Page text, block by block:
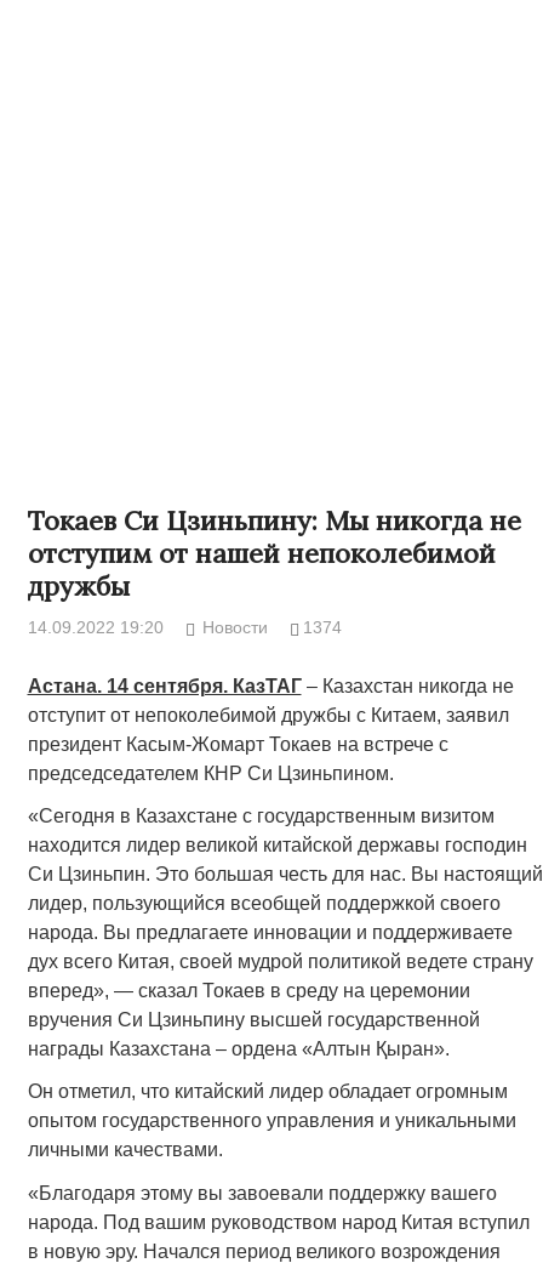
Токаев Си Цзиньпину: Мы никогда не
отступим от нашей непоколебимой
дружбы
14.09.2022 19:20 Новости 1374
Астана. 14 сентября. КазТАГ– Казахстан никогда не
отступит от непоколебимой дружбы с Китаем, заявил
президент Касым-Жомарт Токаев на встрече с
председседателем КНР Си Цзиньпином.
«Сегодня в Казахстане с государственным визитом
находится лидер великой китайской державы господин
Си Цзиньпин. Это большая честь для нас. Вы настоящий
лидер, пользующийся всеобщей поддержкой своего
народа. Вы предлагаете инновации и поддерживаете
дух всего Китая, своей мудрой политикой ведете страну
вперед», — сказал Токаев в среду на церемонии
вручения Си Цзиньпину высшей государственной
награды Казахстана – ордена «Алтын Қыран».
Он отметил, что китайский лидер обладает огромным
опытом государственного управления и уникальными
личными качествами.
«Благодаря этому вы завоевали поддержку вашего
народа. Под вашим руководством народ Китая вступил
в новую эру. Начался период великого возрождения